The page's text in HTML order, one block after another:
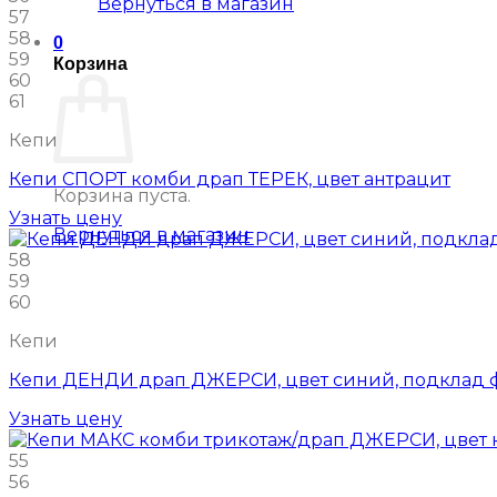
0
Корзина
Корзина пуста.
Вернуться в магазин
57
58
59
60
61
Кепи
Кепи СПОРТ комби драп ТЕРЕК, цвет антрацит
Узнать цену
58
59
60
Кепи
Кепи ДЕНДИ драп ДЖЕРСИ, цвет синий, подклад
Узнать цену
55
56